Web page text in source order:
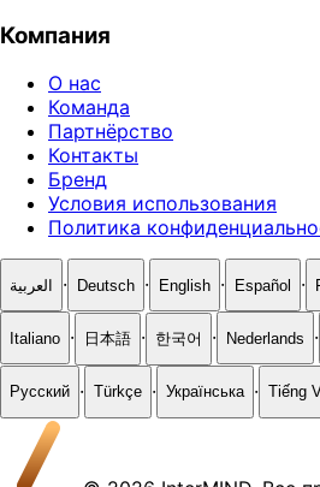
Компания
О нас
Команда
Партнёрство
Контакты
Бренд
Условия использования
Политика
العربية · Deutsch · English · Español ·
Italiano · 日本語 · 한국어 · Nederlands ·
Русский · Türkçe · Українська · Tiếng